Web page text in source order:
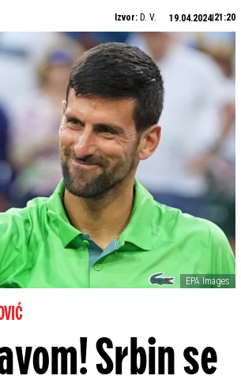
Izvor: D. V. 19.04.2024 21:20
EPA Images
Srbin se